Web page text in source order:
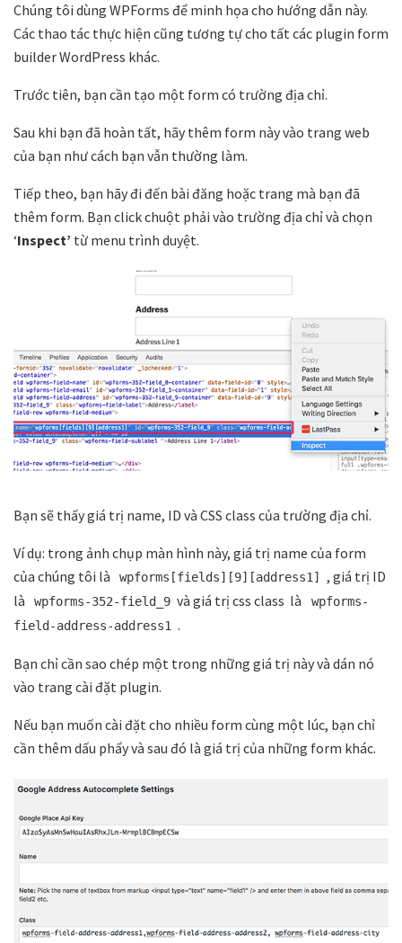
Chúng tôi dùng WPForms để minh họa cho hướng dẫn này.
Các thao tác thực hiện cũng tương tự cho tất các plugin form
builder WordPress khác.
Trước tiên, bạn cần tạo một form có trường địa chỉ.
Sau khi bạn đã hoàn tất, hãy thêm form này vào trang web
của bạn như cách bạn vẫn thường làm.
Tiếp theo, bạn hãy đi đến bài đăng hoặc trang mà bạn đã
thêm form. Bạn click chuột phải vào trường địa chỉ và chọn
‘Inspect’ từ menu trình duyệt.
Bạn sẽ thấy giá trị name, ID và CSS class của trường địa chỉ.
Ví dụ: trong ảnh chụp màn hình này, giá trị name của form
của chúng tôi là
wpforms[fields][9][address1]
, giá trị ID
là
wpforms-352-field_9 và giá trị css class là
wpforms-
field-address-address1 .
Bạn chỉ cần sao chép một trong những giá trị này và dán nó
vào trang cài đặt plugin.
Nếu bạn muốn cài đặt cho nhiều form cùng một lúc, bạn chỉ
cần thêm dấu phẩy và sau đó là giá trị của những form khác.